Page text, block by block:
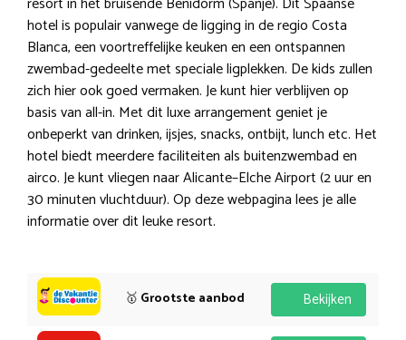
hotel is populair vanwege de ligging in de regio Costa
Blanca, een voortreffelijke keuken en een ontspannen
zwembad-gedeelte met speciale ligplekken. De kids zullen
zich hier ook goed vermaken. Je kunt hier verblijven op
basis van all-in. Met dit luxe arrangement geniet je
onbeperkt van drinken, ijsjes, snacks, ontbijt, lunch etc. Het
hotel biedt meerdere faciliteiten als buitenzwembad en
airco. Je kunt vliegen naar Alicante–Elche Airport (2 uur en
30 minuten vluchtduur). Op deze webpagina lees je alle
informatie over dit leuke resort.
🥇 Grootste aanbod Bekijken